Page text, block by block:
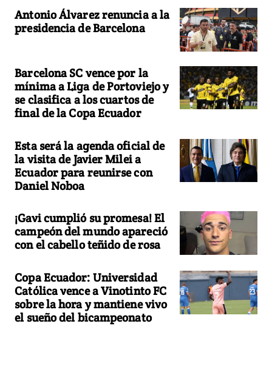
Antonio Álvarez renuncia a la
presidencia de Barcelona
Barcelona SC vence por la
mínima a Liga de Portoviejo y
se clasifica a los cuartos de
final de la Copa Ecuador
Esta será la agenda oficial de
la visita de Javier Milei a
Ecuador para reunirse con
Daniel Noboa
¡Gavi cumplió su promesa! El
campeón del mundo apareció
con el cabello teñido de rosa
Copa Ecuador: Universidad
Católica vence a Vinotinto FC
sobre la hora y mantiene vivo
el sueño del bicampeonato